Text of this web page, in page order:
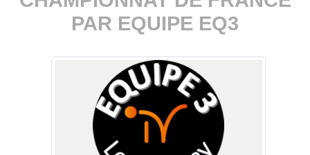
PAR EQUIPE EQ3